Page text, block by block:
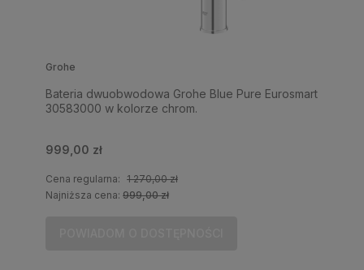
Grohe
Bateria dwuobwodowa Grohe Blue Pure Eurosmart
30583000 w kolorze chrom.
999,00 zł
Cena regularna: 1 270,00 zł
Najniższa cena: 999,00 zł